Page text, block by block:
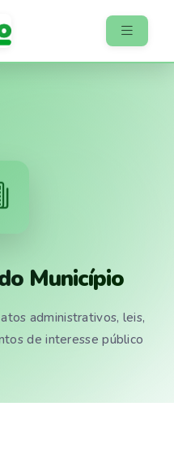
Município
administrativos, leis,
de interesse público